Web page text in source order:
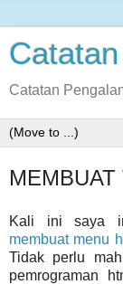
Catatan
Kali ini saya
membuat menu
Tidak perlu
pemrograman